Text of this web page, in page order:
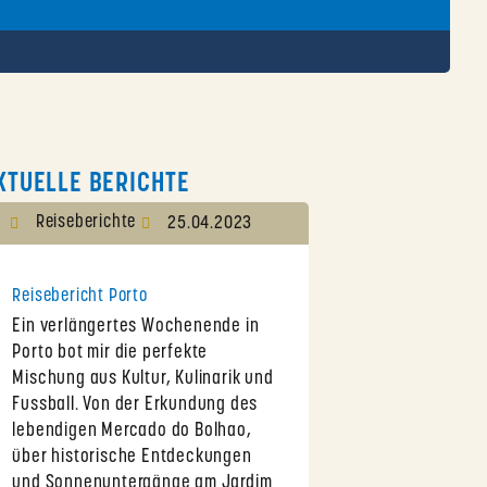
BERICHTE
Reiseberichte 25.04.2023
Reisebericht Porto
Ein verlängertes Wochenende in
Porto bot mir die perfekte
Mischung aus Kultur, Kulinarik und
Fussball. Von der Erkundung des
lebendigen Mercado do Bolhao,
über historische Entdeckungen
und Sonnenuntergänge am Jardim